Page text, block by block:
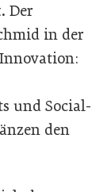
Der
in der
und Social-
den